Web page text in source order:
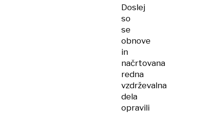
Doslej
so
se
obnove
in
načrtovana
redna
vzdrževalna
dela
opravili